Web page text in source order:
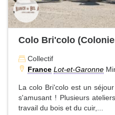
Colo Bri'colo
Collectif
France Lot-et-Garonne
La colo Bri'colo est un
s'amusant ! Plusieurs
travail du bois et du cuir,...